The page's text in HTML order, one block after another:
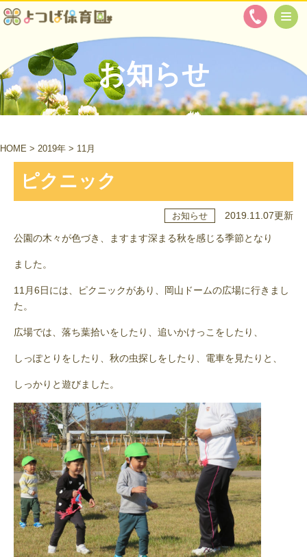
お知らせ
HOME > 2019年 > 11月
ピクニック
お知らせ 2019.11.07更新
公園の木々が色づき、ますます深まる秋を感じる季節となり
ました。
11月6日には、ピクニックがあり、岡山ドームの広場に行きまし
た。
広場では、落ち葉拾いをしたり、追いかけっこをしたり、
しっぽとりをしたり、秋の虫探しをしたり、電車を見たりと、
しっかりと遊びました。